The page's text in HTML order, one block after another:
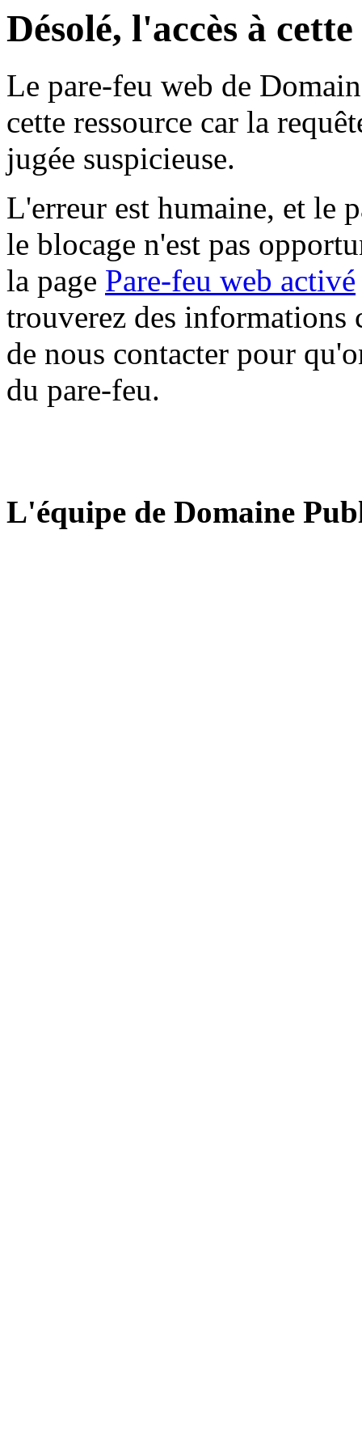
Désolé, l'accès à
Le pare-feu web de
cette ressource car la
jugée suspicieuse.
L'erreur est humaine, et le
le blocage n'est pas
la page Pare-feu web activé
trouverez des informations
de nous contacter pour
du pare-feu.
L'équipe de Domaine